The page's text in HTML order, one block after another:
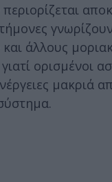
άλλους
ορισμένοι
μακριά